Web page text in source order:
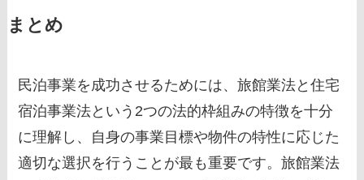
まとめ
民泊事業を成功させるためには、旅館業法と住宅
宿泊事業法という2つの法的枠組みの特徴を十分
に理解し、自身の事業目標や物件の特性に応じた
適切な選択を行うことが最も重要です。旅館業法